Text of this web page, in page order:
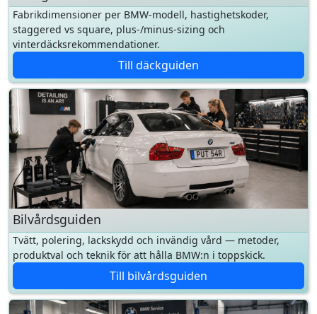
Till däckguiden
Bilvårdsguiden
Tvätt, polering, lackskydd och invändig vård — metoder,
produktval och teknik för att hålla BMW:n i toppskick.